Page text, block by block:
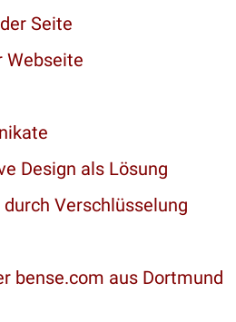
Seite
Webseite
Design als Lösung
Verschlüsselung
bense.com aus Dortmund